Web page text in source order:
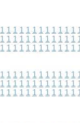
1 1 1 1 1 1 1 1 1 1 1 1
1 1 1 1 1 1 1 1 1 1 1 1
1 1 1 1 1 1 1 1 1 1 1 1
1 1 1 1 1 1 1 1 1 1 1 1
1 1 1 1 1 1 1 1 1 1 1 1
1 1 1 1 1 1 1 1 1 1 1 1